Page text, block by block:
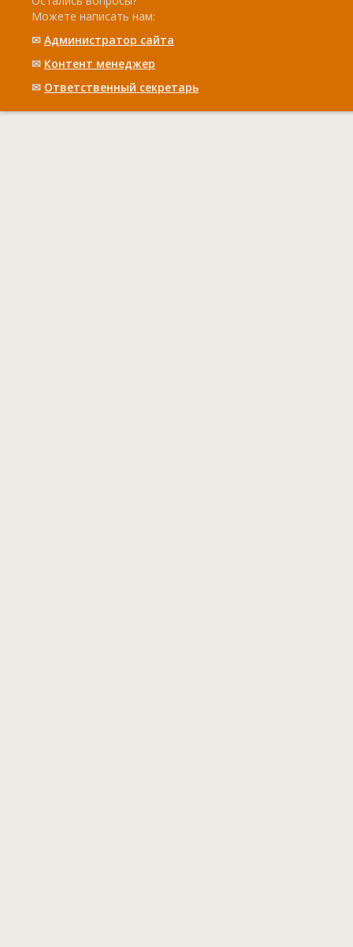
Можете написать нам:
✉ Администратор сайта
✉ Контент менеджер
✉ Ответственный cекретарь